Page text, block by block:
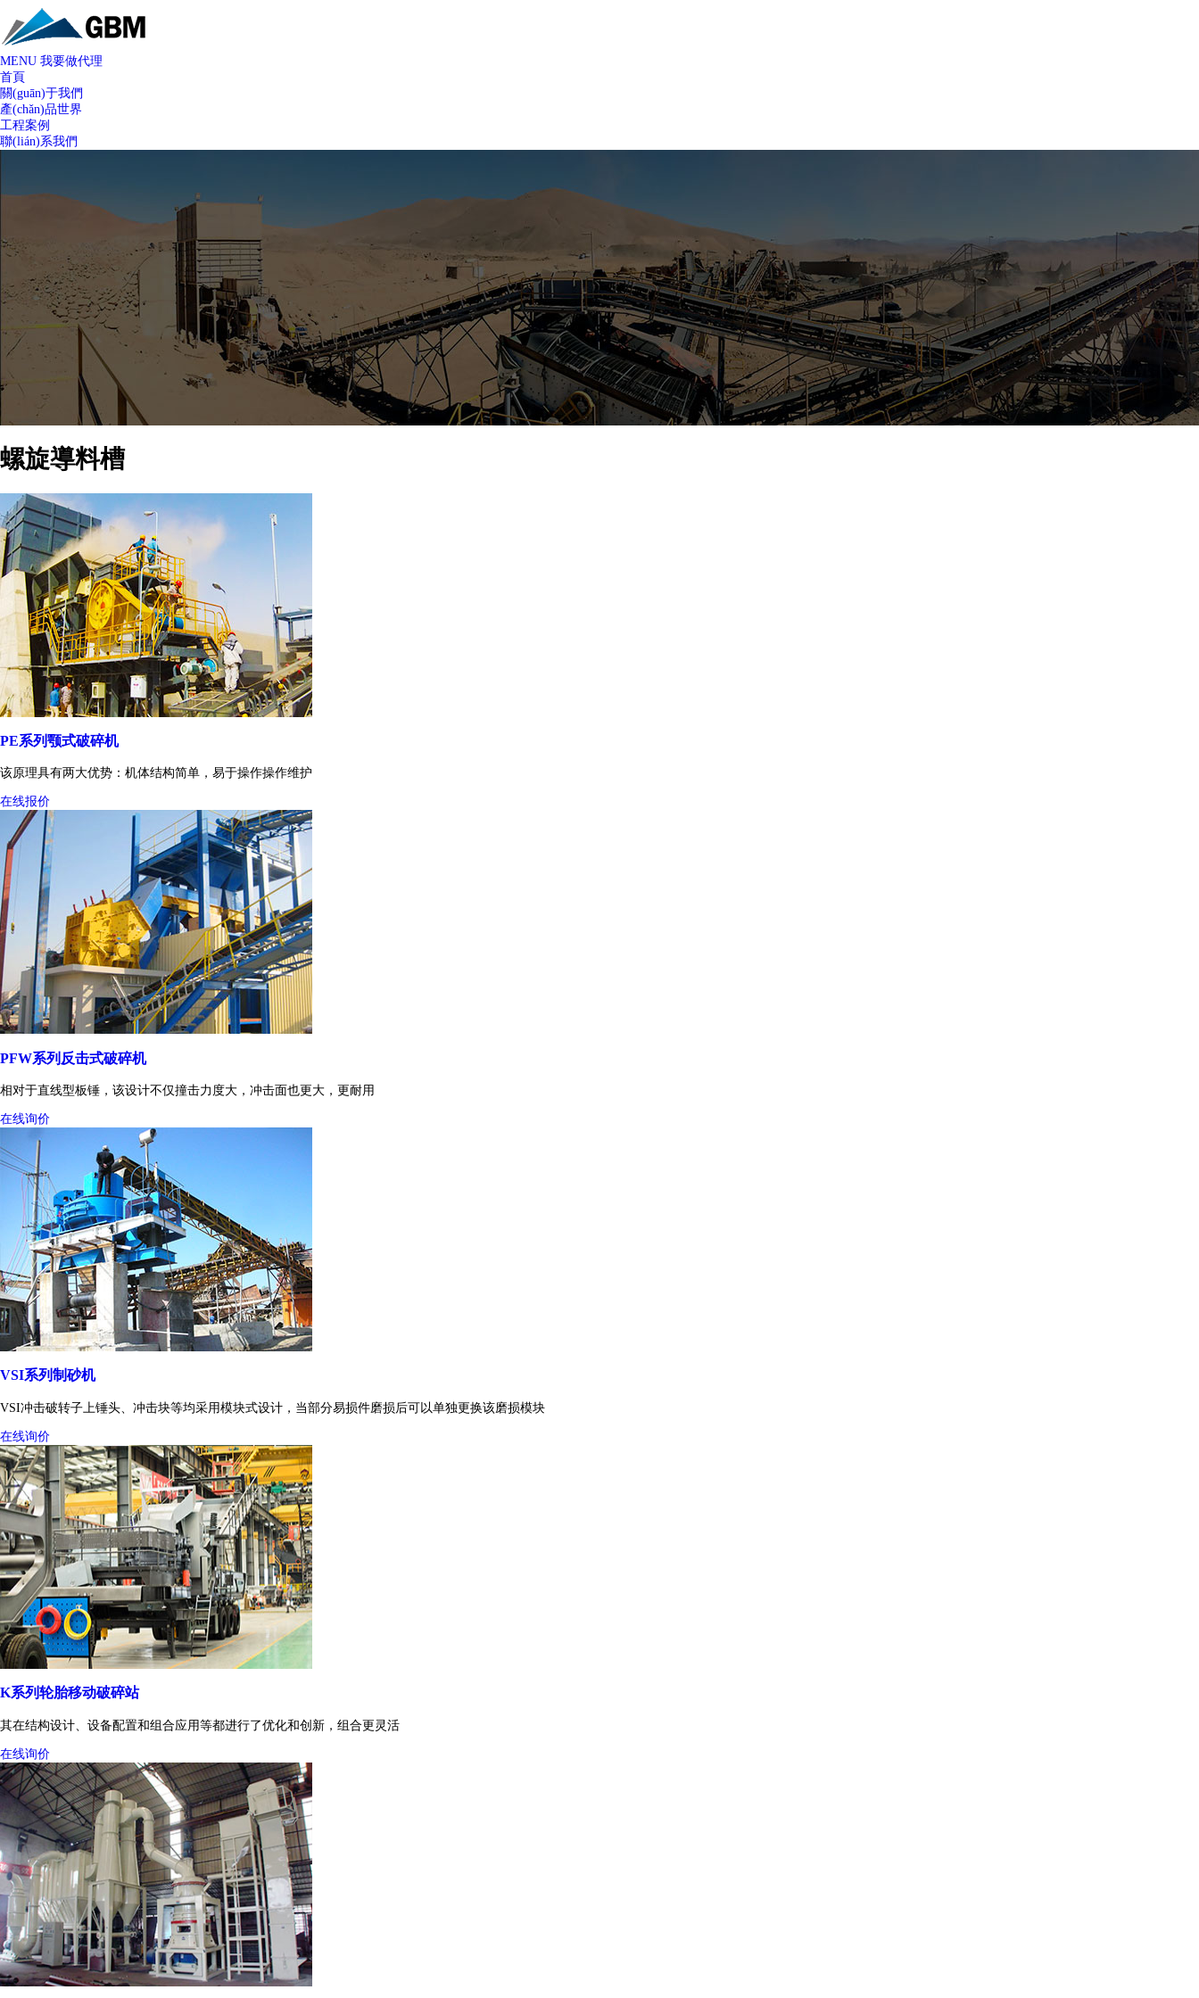
MENU 我要做代理
首頁
關(guān)于我們
產(chǎn)品世界
工程案例
聯(lián)系我們
螺旋導料槽
PE系列颚式破碎机
该原理具有两大优势：机体结构简单，易于操作操作维护
在线报价
PFW系列反击式破碎机
相对于直线型板锤，该设计不仅撞击力度大，冲击面也更大，更耐用
在线询价
VSI系列制砂机
VSI冲击破转子上锤头、冲击块等均采用模块式设计，当部分易损件磨损后可以单独更换该磨损模块
在线询价
K系列轮胎移动破碎站
其在结构设计、设备配置和组合应用等都进行了优化和创新，组合更灵活
在线询价